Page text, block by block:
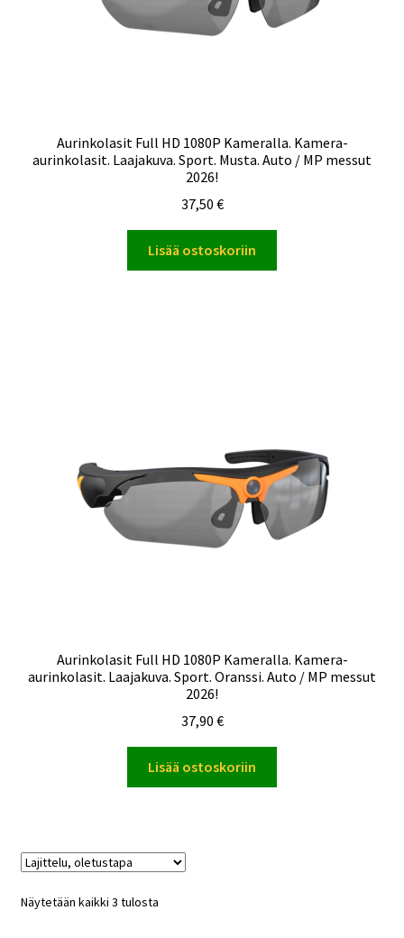
Aurinkolasit Full HD 1080P Kameralla. Kamera-
aurinkolasit. Laajakuva. Sport. Musta. Auto / MP messut
2026!
37,50 €
Lisää ostoskoriin
Aurinkolasit Full HD 1080P Kameralla. Kamera-
aurinkolasit. Laajakuva. Sport. Oranssi. Auto / MP messut
2026!
37,90 €
Lisää ostoskoriin
Näytetään kaikki 3 tulosta